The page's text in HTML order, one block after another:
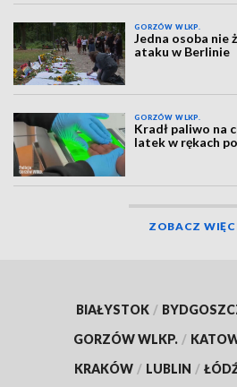
GORZÓW WLKP.
Jedna osoba nie
ataku w Berlinie
GORZÓW WLKP.
Kradł paliwo na
latek w rękach
ZOBACZ
BIAŁYSTOK /
GORZÓW WLKP. /
KRAKÓW / LUBLIN /